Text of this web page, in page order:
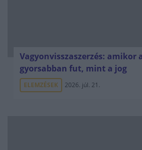
Vagyonvisszaszerzés: amikor
gyorsabban fut, mint a jog
ELEMZÉSEK 2026. júl. 21.